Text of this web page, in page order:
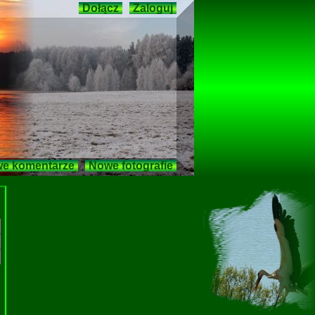
Dołącz Zaloguj
komentarze Nowe fotografie